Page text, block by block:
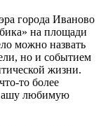
города Иваново
на площади
можно назвать
но и событием
жизни.
то более
нашу любимую